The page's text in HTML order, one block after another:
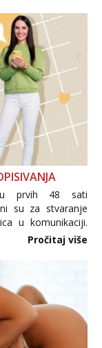
u prvih 48 sati
su za stvaranje
u komunikaciji.
ili intimnih
zaslužila to
Pročitaj više